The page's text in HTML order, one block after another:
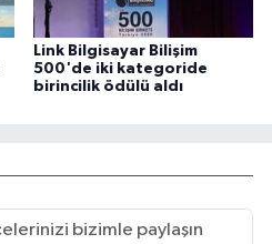
Link Bilgisayar Bilişim
500'de iki kategoride
birincilik ödülü aldı